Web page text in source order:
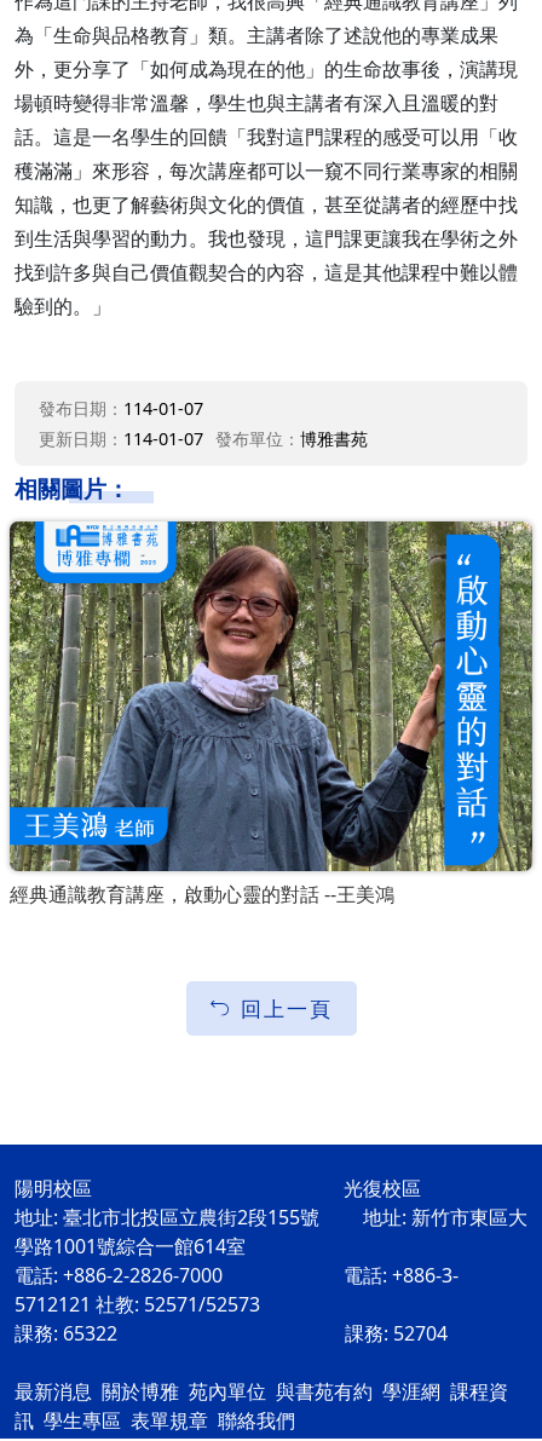
為「生命與品格教育」類。主講者除了述說他的專業成果
外，更分享了「如何成為現在的他」的生命故事後，演講現
場頓時變得非常溫馨，學生也與主講者有深入且溫暖的對
話。這是一名學生的回饋「我對這門課程的感受可以用「收
穫滿滿」來形容，每次講座都可以一窺不同行業專家的相關
知識，也更了解藝術與文化的價值，甚至從講者的經歷中找
到生活與學習的動力。我也發現，這門課更讓我在學術之外
找到許多與自己價值觀契合的內容，這是其他課程中難以體
驗到的。」
發布日期： 114-01-07
更新日期： 114-01-07 發布單位： 博雅書苑
相關圖片：
經典通識教育講座，啟動心靈的對話 --王美鴻
回上一頁
陽明校區 光復校區
地址: 臺北市北投區立農街2段155號 地址: 新竹市東區大
學路1001號綜合一館614室
電話: +886-2-2826-7000 電話: +886-3-
5712121 社教: 52571/52573
課務: 65322 課務: 52704
最新消息 關於博雅 苑內單位 與書苑有約 學涯網 課程資
訊 學生專區 表單規章 聯絡我們